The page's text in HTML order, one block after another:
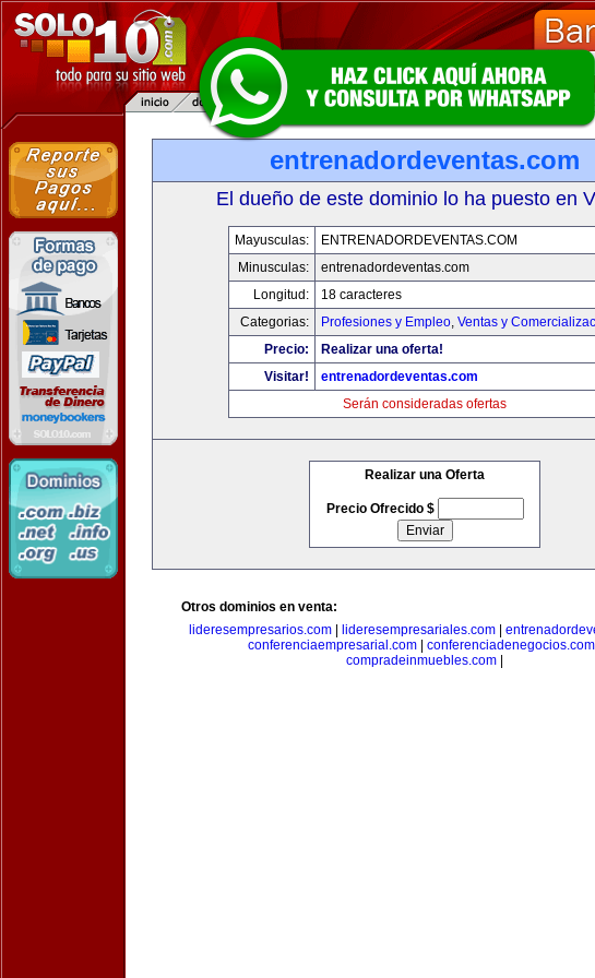
entrenadordeventas.com
El dueño de este dominio lo ha puesto en
Mayusculas:
ENTRENADORDEVENTAS.COM
Minusculas:
entrenadordeventas.com
Longitud:
18 caracteres
Categorias:
Profesiones y Empleo, Ventas y
Precio:
Realizar una oferta!
Visitar!
entrenadordeventas.com
Serán consideradas ofertas
Realizar una Oferta
Precio Ofrecido $
Otros dominios en venta:
lideresempresarios.com
lideresempresariales.com
conferenciaempresarial.com
conferenciadenegocios.com
compradeinmuebles.com